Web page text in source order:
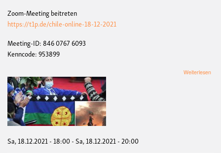
Zoom-Meeting beitreten
https://t1p.de/chile-online-18-12-2021
Meeting-ID: 846 0767 6093
Kenncode: 953899
Weiterlesen
Sa, 18.12.2021 - 18:00-Sa, 18.12.2021 - 20:00